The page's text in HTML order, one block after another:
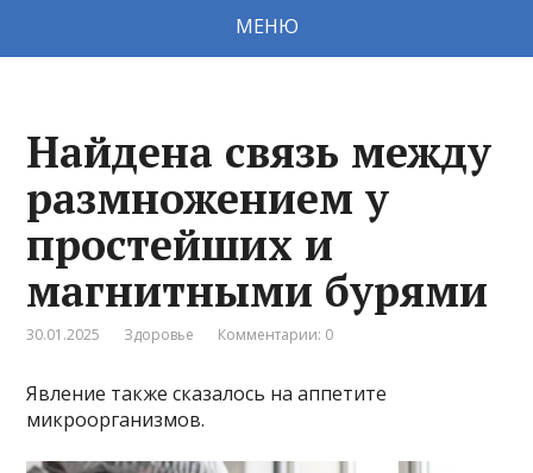
МЕНЮ
Найдена связь между
размножением у
простейших и
магнитными бурями
30.01.2025 Здоровье Комментарии: 0
Явление также сказалось на аппетите
микроорганизмов.